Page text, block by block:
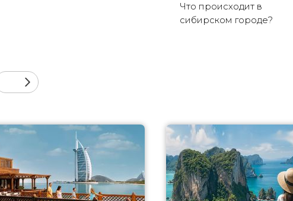
Что происходит в
сибирском городе?